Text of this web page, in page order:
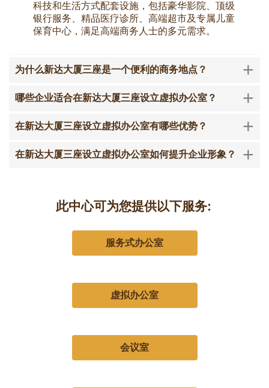
科技和生活方式配套设施，包括豪华影院、顶级
银行服务、精品医疗诊所、高端超市及专属儿童
保育中心，满足高端商务人士的多元需求。
为什么新达大厦三座是一个便利的商务地点？ +
哪些企业适合在新达大厦三座设立虚拟办公室？ +
在新达大厦三座设立虚拟办公室有哪些优势？ +
在新达大厦三座设立虚拟办公室如何提升企业形象？ +
此中心可为您提供以下服务:
服务式办公室
虚拟办公室
会议室